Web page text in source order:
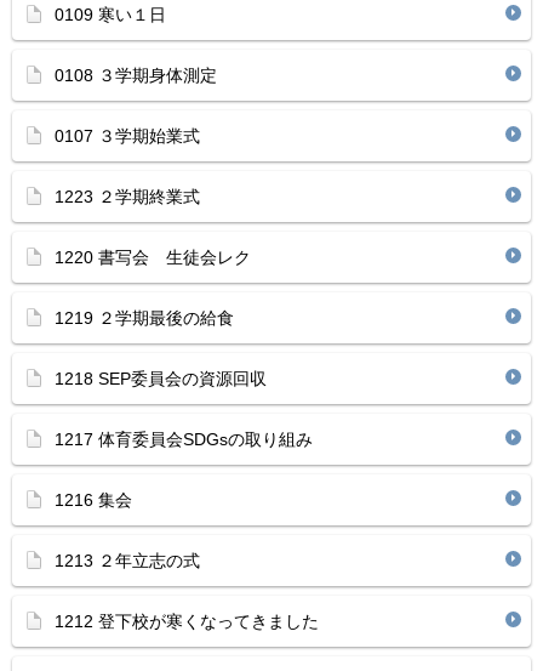
0109 寒い１日
0108 ３学期身体測定
0107 ３学期始業式
1223 ２学期終業式
1220 書写会 生徒会レク
1219 ２学期最後の給食
1218 SEP委員会の資源回収
1217 体育委員会SDGsの取り組み
1216 集会
1213 ２年立志の式
1212 登下校が寒くなってきました